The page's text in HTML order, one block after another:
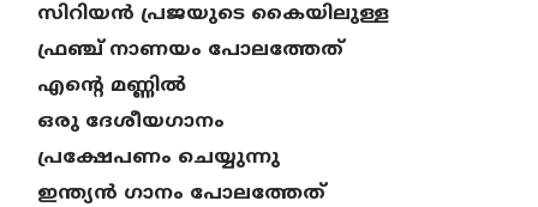
സിറിയൻ പ്രജയുടെ കൈയിലുള്ള
ഫ്രഞ്ച് നാണയം പോലത്തേത്
എന്റെ മണ്ണിൽ
ഒരു ദേശീയഗാനം
പ്രക്ഷേപണം ചെയ്യുന്നു
ഇന്ത്യൻ ഗാനം പോലത്തേത്